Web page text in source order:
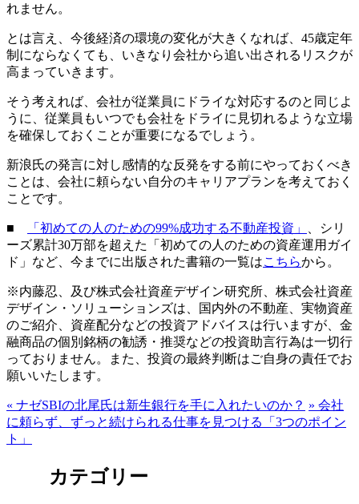
れません。
とは言え、今後経済の環境の変化が大きくなれば、45歳定年
制にならなくても、いきなり会社から追い出されるリスクが
高まっていきます。
そう考えれば、会社が従業員にドライな対応するのと同じよ
うに、従業員もいつでも会社をドライに見切れるような立場
を確保しておくことが重要になるでしょう。
新浪氏の発言に対し感情的な反発をする前にやっておくべき
ことは、会社に頼らない自分のキャリアプランを考えておく
ことです。
■ 「初めての人のための99%成功する不動産投資」
、シリ
ーズ累計30万部を超えた「初めての人のための資産運用ガイ
ド」など、今までに出版された書籍の一覧はこちらから。
※内藤忍、及び株式会社資産デザイン研究所、株式会社資産
デザイン・ソリューションズは、国内外の不動産、実物資産
のご紹介、資産配分などの投資アドバイスは行いますが、金
融商品の個別銘柄の勧誘・推奨などの投資助言行為は一切行
っておりません。また、投資の最終判断はご自身の責任でお
願いいたします。
« ナゼSBIの北尾氏は新生銀行を手に入れたいのか？ » 会社
に頼らず、ずっと続けられる仕事を見つける「3つのポイン
ト」
カテゴリー